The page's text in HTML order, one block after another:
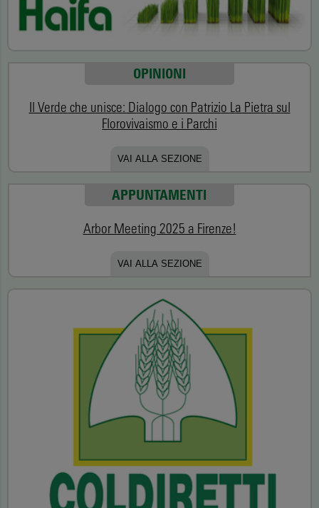
OPINIONI
Il Verde che unisce: Dialogo con Patrizio La Pietra sul
Florovivaismo e i Parchi
VAI ALLA SEZIONE
APPUNTAMENTI
Arbor Meeting 2025 a Firenze!
VAI ALLA SEZIONE